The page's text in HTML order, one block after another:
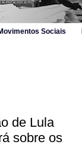
Sociais
de Lula
sobre os